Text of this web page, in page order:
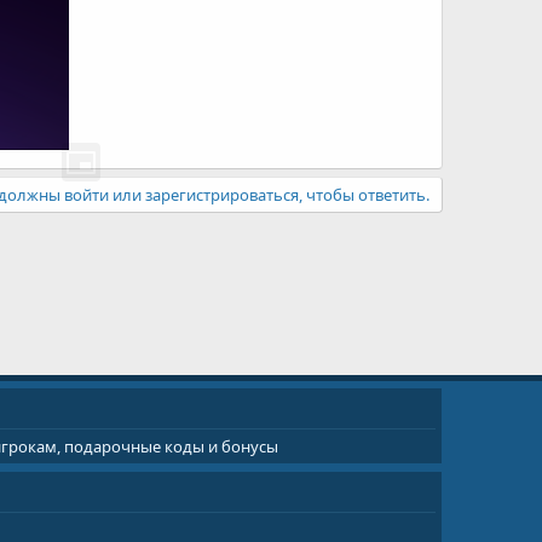
войти или зарегистрироваться, чтобы ответить.
подарочные коды и бонусы